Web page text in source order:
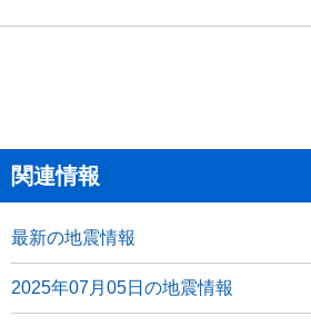
関連情報
最新の地震情報
2025年07月05日の地震情報